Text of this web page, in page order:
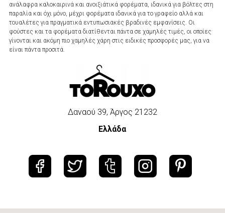
ανάλαφρα καλοκαιρινά και ανοιξιάτικά φορέματα, ιδανικά για βόλτες στη
παραλία και όχι μόνο, μέχρι φορέματα ιδανικά για το γραφείο αλλά και
τουαλέτες για πραγματικά εντυπωσιακές βραδινές εμφανίσεις. Οι
φούστες και τα φορέματα διατίθενται πάντα σε χαμηλές τιμές, οι οποίες
γίνονται και ακόμη πιο χαμηλές χάρη στις ειδικές προσφορές μας, για να
είναι πάντα προσιτά.
Δαναού 39, Άργος 21232
Ελλάδα